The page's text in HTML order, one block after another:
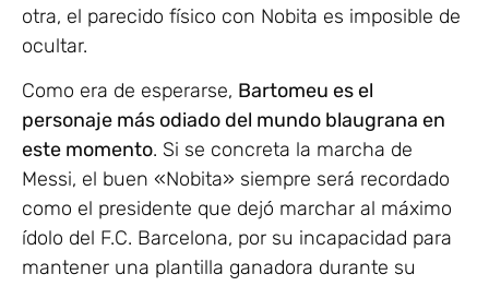
otra, el parecido físico con Nobita es imposible de
ocultar.
Como era de esperarse, Bartomeu es el
personaje más odiado del mundo blaugrana en
este momento. Si se concreta la marcha de
Messi, el buen «Nobita» siempre será recordado
como el presidente que dejó marchar al máximo
ídolo del F.C. Barcelona, por su incapacidad para
mantener una plantilla ganadora durante su